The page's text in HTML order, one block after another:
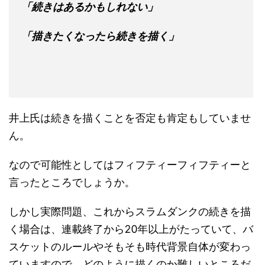
「続きはあるかもしれない」
「描きたくなったら続きを描く」
井上氏は続きを描くことを否定も肯定もしていませ
ん。
なので可能性としてはフィフティーフィフティーと
言ったところでしょうか。
しかし実際問題、これからスラムダンクの続きを描
く場合は、連載終了から20年以上がたっていて、バ
スケットのルールやそもそも時代背景自体が変わっ